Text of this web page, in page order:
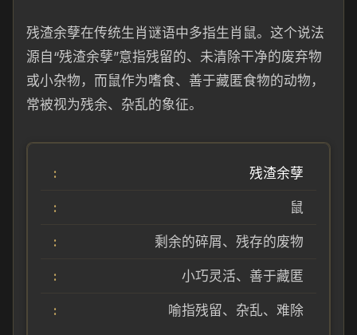
残渣余孽在传统生肖谜语中多指生肖鼠。这个说法
源自“残渣余孽”意指残留的、未清除干净的废弃物
或小杂物，而鼠作为嗜食、善于藏匿食物的动物，
常被视为残余、杂乱的象征。
残渣余孽
鼠
剩余的碎屑、残存的废物
小巧灵活、善于藏匿
喻指残留、杂乱、难除